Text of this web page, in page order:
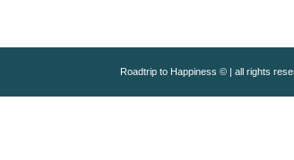
Roadtrip to Happiness © | all rights